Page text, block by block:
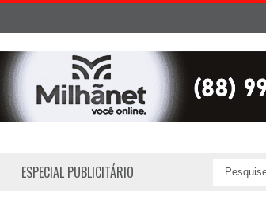
ESPECIAL PUBLICITÁRIO